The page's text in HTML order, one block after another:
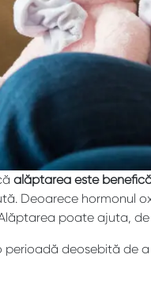
alăptarea este
Deoarece
poate ajuta,
deosebită de